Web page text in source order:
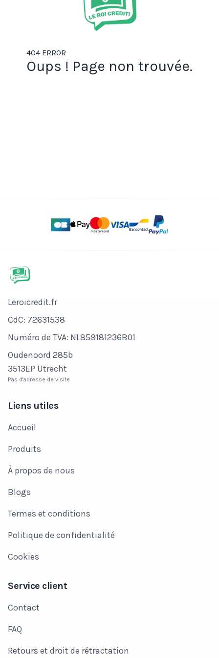
404 ERROR
Oups ! Page non trouvée.
Nom de l'entreprise
Leroicredit.fr
Numéro de CdC
CdC: 72631538
Numéro de TVA
Numéro de TVA: NL859181236B01
Adresse
Oudenoord 285b
3513EP Utrecht
Pas d'adresse de visite
Liens utiles
Accueil
Produits
À propos de nous
Blogs
Termes et conditions
Politique de confidentialité
Cookies
Service client
Contact
FAQ
Retours et droit de rétractation